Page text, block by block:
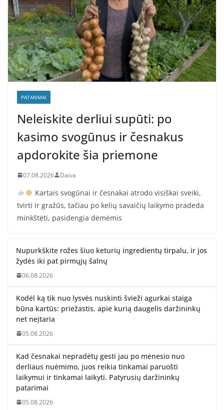
PATARIMAI
Neleiskite derliui supūti: po
kasimo svogūnus ir česnakus
apdorokite šia priemone
07.08.2026 Daiva
Kartais svogūnai ir česnakai atrodo visiškai sveiki,
tvirti ir gražūs, tačiau po kelių savaičių laikymo pradeda
minkštėti, pasidengia dėmėmis
Nupurkškite rožes šiuo keturių ingredientų tirpalu, ir jos
žydės iki pat pirmųjų šalnų
06.08.2026
Kodėl ką tik nuo lysvės nuskinti švieži agurkai staiga
būna kartūs: priežastis, apie kurią daugelis daržininkų
net neįtaria
05.08.2026
Kad česnakai nepradėtų gesti jau po mėnesio nuo
derliaus nuėmimo, juos reikia tinkamai paruošti
laikymui ir tinkamai laikyti. Patyrusių daržininkų
patarimai
05.08.2026